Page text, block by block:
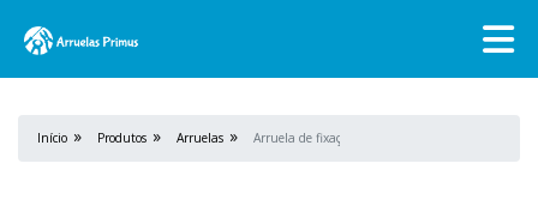
Início Produtos Arruelas Arruela de fixação